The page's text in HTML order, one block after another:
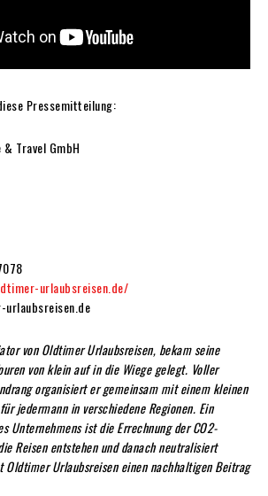
Pressemitteilung:
Travel GmbH
urlaubsreisen.de/
von Oldtimer Urlaubsreisen, bekam seine
von klein auf in die Wiege gelegt. Voller
organisiert er gemeinsam mit einem kleinen
jedermann in verschiedene Regionen. Ein
Unternehmens ist die Errechnung der CO2-
Reisen entstehen und danach neutralisiert
Oldtimer Urlaubsreisen einen nachhaltigen Beitrag